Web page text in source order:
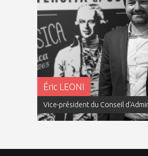
Éric LEONI
Vice-président du Conseil